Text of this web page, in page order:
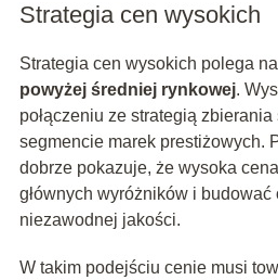
Strategia cen wysokich
Strategia cen wysokich polega
powyżej średniej rynkowej.
połączeniu ze strategią
segmencie marek prestiżowych.
dobrze pokazuje, że wysoka
głównych wyróżników i budować
niezawodnej jakości.
W takim podejściu cenie musi